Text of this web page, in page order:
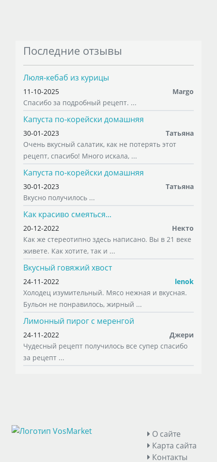
Последние отзывы
Люля-кебаб из курицы
11-10-2025
Margo
Спасибо за подробный рецепт. ...
Капуста по-корейски домашняя
30-01-2023
Татьяна
Очень вкусный салатик, как не потерять этот
рецепт, спасибо! Много искала, ...
Капуста по-корейски домашняя
30-01-2023
Татьяна
Вкусно получилось ...
Как красиво смеяться...
20-12-2022
Некто
Как же стереотипно здесь написано. Вы в 21 веке
живете. Как хотите, так и ...
Вкусный говяжий хвост
24-11-2022
lenok
Холодец изумительный. Мясо нежная и вкусная.
Бульон не понравилось, жирный ...
Лимонный пирог с меренгой
24-11-2022
Джери
Чудесный рецепт получилось все супер спасибо
за рецепт ...
О сайте
Карта сайта
Контакты